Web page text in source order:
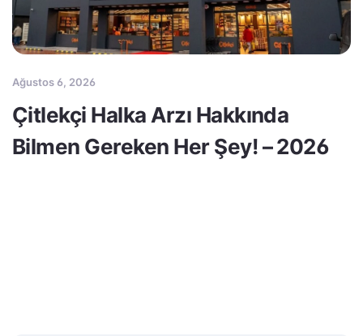
Ağustos 6, 2026
Çitlekçi Halka Arzı Hakkında
Bilmen Gereken Her Şey! – 2026